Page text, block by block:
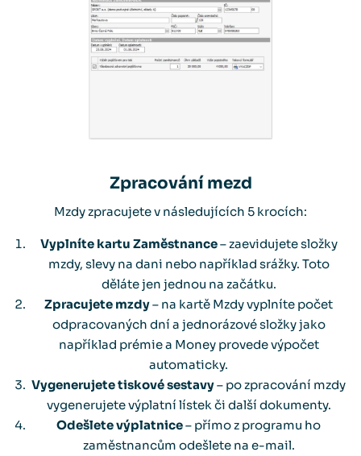
Zpracování mezd
Mzdy zpracujete v následujících 5 krocích:
Vyplníte kartu Zaměstnance– zaevidujete složky
mzdy, slevy na dani nebo například srážky. Toto
děláte jen jednou na začátku.
Zpracujete mzdy– na kartě Mzdy vyplníte počet
odpracovaných dní a jednorázové složky jako
například prémie a Money provede výpočet
automaticky.
Vygenerujete tiskové sestavy– po zpracování mzdy
vygenerujete výplatní lístek či další dokumenty.
Odešlete výplatnice– přímo z programu ho
zaměstnancům odešlete na e-mail.